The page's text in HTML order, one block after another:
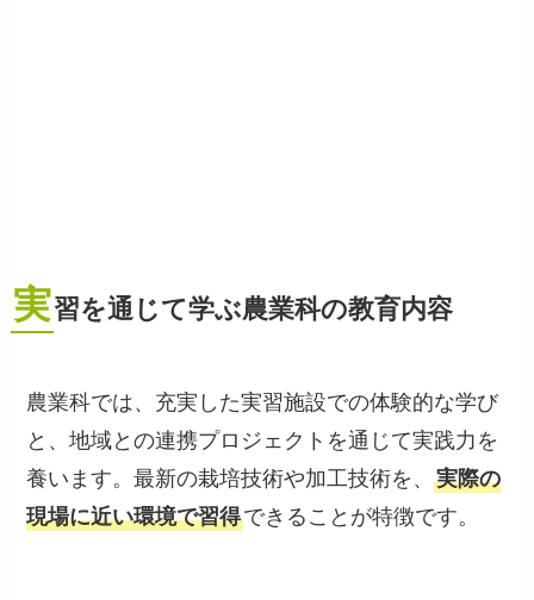
実習を通じて学ぶ農業科の教育内容
農業科では、充実した実習施設での体験的な学び
と、地域との連携プロジェクトを通じて実践力を
養います。最新の栽培技術や加工技術を、実際の
現場に近い環境で習得できることが特徴です。